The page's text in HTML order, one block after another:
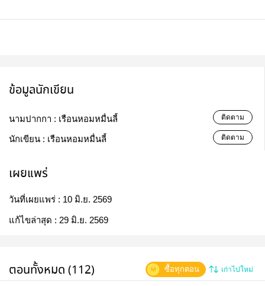
ข้อมูลนักเขียน
นามปากกา : เรือนหอมหมื่นลี้ ติดตาม
นักเขียน : เรือนหอมหมื่นลี้ ติดตาม
เผยแพร่
วันที่เผยแพร่ : 10 มิ.ย. 2569
แก้ไขล่าสุด : 29 มิ.ย. 2569
ตอนทั้งหมด (112) เก่าไปใหม่
ซื้อทุกตอน